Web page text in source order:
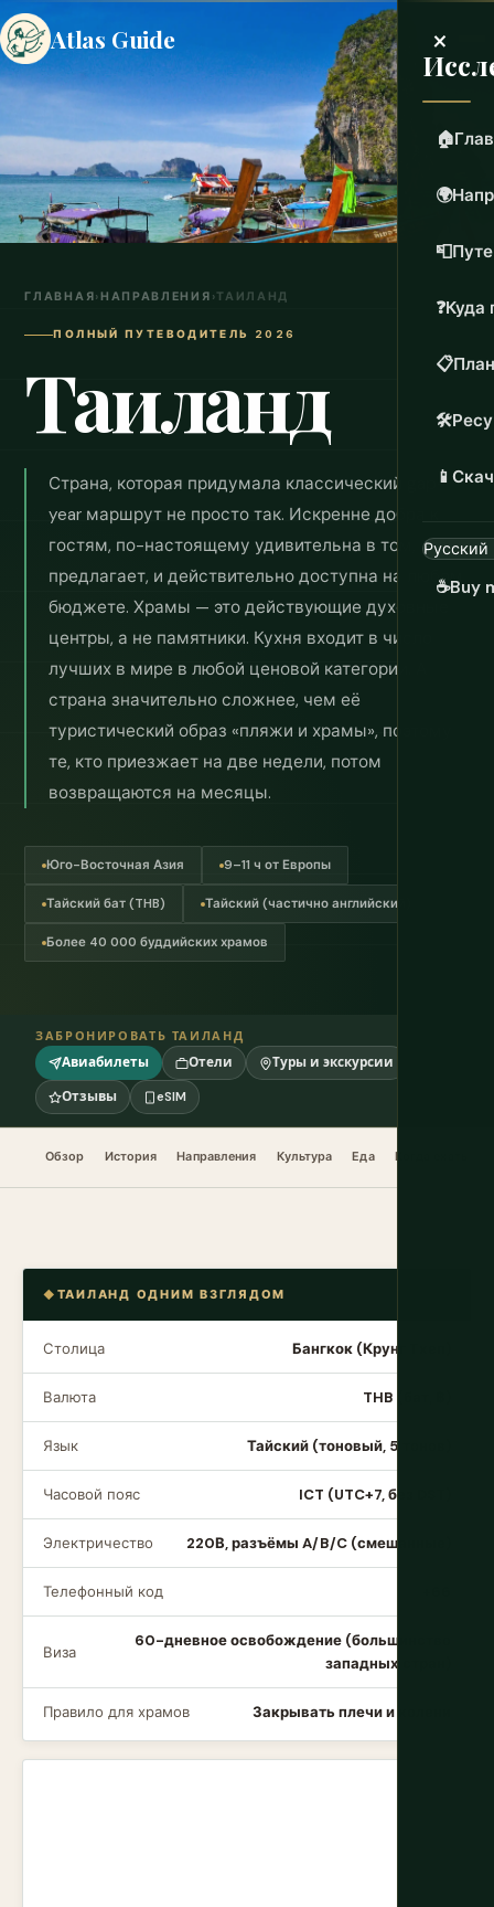
Atlas Guide ×
🏠
🌍
📮
❓Куда
📋
🛠️
📱
☕Buy
ГЛАВНАЯ›НАПРАВЛЕНИЯ ›ТАИЛАНД
ПОЛНЫЙ ПУТЕВОДИТЕЛЬ 2026
Таиланд
Страна, которая придумала классический gap-
year маршрут не просто так. Искренне добра к
гостям, по-настоящему удивительна в том, что
предлагает, и действительно доступна на любом
бюджете. Храмы — это действующие духовные
центры, а не памятники. Кухня входит в число
лучших в мире в любой ценовой категории. А
страна значительно сложнее, чем её
туристический образ «пляжи и храмы», поэтому
те, кто приезжает на две недели, потом
возвращаются на месяцы.
Юго-Восточная Азия 9–11 ч от Европы
Тайский бат (THB) Тайский (частично английский)
Более 40 000 буддийских храмов
ЗАБРОНИРОВАТЬ ТАИЛАНД
Авиабилеты Отели
Туры и экскурсии
Отзывы
eSIM
Обзор История Направления Культура Еда Когда ехать
ТАИЛАНД ОДНИМ ВЗГЛЯДОМ
Столица Бангкок (Крунг Тхеп)
Валюта THB (бат, ฿)
Язык Тайский (тоновый, 5 тонов)
Часовой пояс ICT (UTC+7, без DST)
Электричество 220В, разъёмы A/B/C (смешанные)
Телефонный код
Виза
60-дневное освобождение (большинство
западных стран)
Правило для храмов Закрывать плечи и колени